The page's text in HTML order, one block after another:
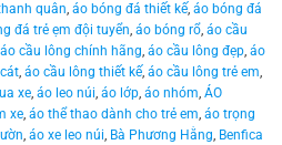
quân, áo bóng đá thiết kế, áo bóng đá
đá trẻ ẹm đội tuyển, áo bóng rổ, áo cầu
áo cầu lông chính hãng, áo cầu lông đẹp, áo
, áo cầu lông thiết kế, áo cầu lông trẻ em,
xe, áo leo núi, áo lớp, áo nhóm, ÁO
xe, áo thể thao dành cho trẻ em, áo trọng
, áo xe leo núi, Bà Phương Hằng, Benfica